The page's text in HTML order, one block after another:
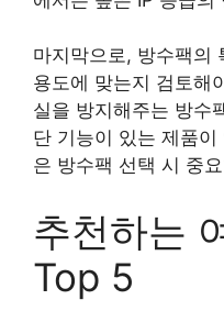
마지막으로, 방수팩의
용도에 맞는지 검토해
실을 방지해주는 방수
단 기능이 있는 제품
은 방수팩 선택 시 중
추천하는
Top 5